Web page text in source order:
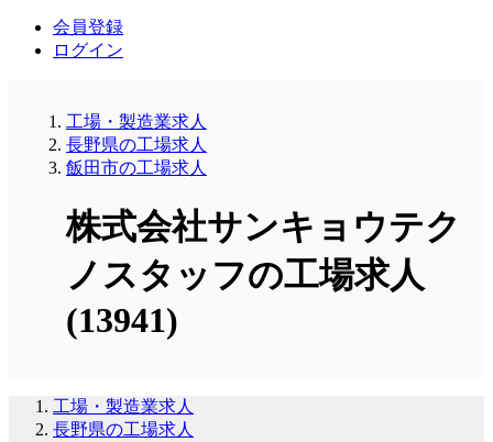
会員登録
ログイン
工場・製造業求人
長野県の工場求人
飯田市の工場求人
株式会社サンキョウテク
ノスタッフの工場求人
(13941)
工場・製造業求人
長野県の工場求人